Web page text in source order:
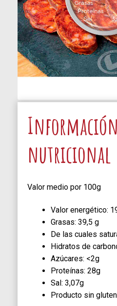
Información
nutricional
Valor medio por 100g
Valor energético:
Grasas: 39,5 g
De las cuales
Hidratos de
Azúcares: <2g
Proteínas: 28g
Sal: 3,07g
Producto sin gluten